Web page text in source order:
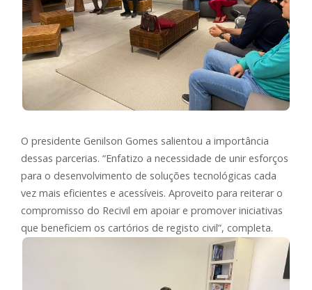
O presidente Genilson Gomes salientou a importância
dessas parcerias. “Enfatizo a necessidade de unir esforços
para o desenvolvimento de soluções tecnológicas cada
vez mais eficientes e acessíveis. Aproveito para reiterar o
compromisso do Recivil em apoiar e promover iniciativas
que beneficiem os cartórios de registo civil”, completa.